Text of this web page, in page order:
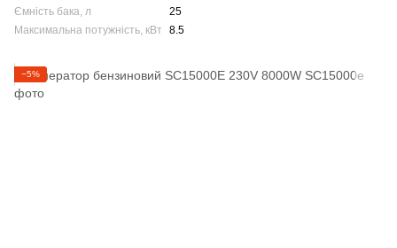
Ємність бака, л
25
Максимальна потужність, кВт
8.5
−5%